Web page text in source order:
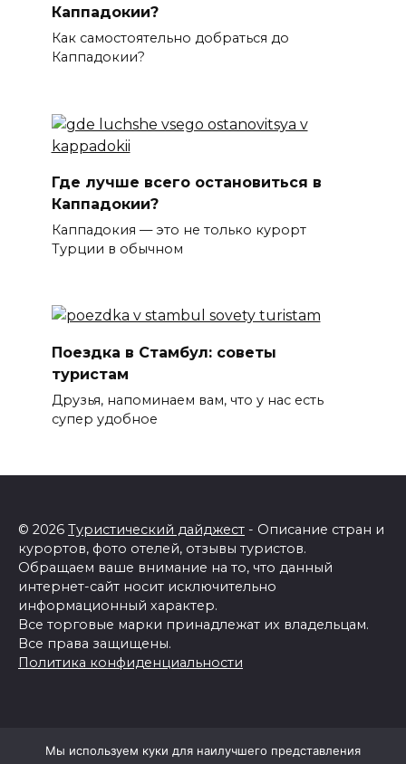
Каппадокии?
Как самостоятельно добраться до
Каппадокии?
Где лучше всего остановиться в
Каппадокии?
Каппадокия — это не только курорт
Турции в обычном
Поездка в Стамбул: советы
туристам
Друзья, напоминаем вам, что у нас есть
супер удобное
© 2026 Туристический дайджест - Описание стран и
курортов, фото отелей, отзывы туристов.
Обращаем ваше внимание на то, что данный
интернет-сайт носит исключительно
информационный характер.
Все торговые марки принадлежат их владельцам.
Все права защищены.
Политика конфиденциальности
Мы используем куки для наилучшего представления